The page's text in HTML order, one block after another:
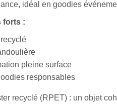
idéal en goodies
forts :
pleine surface
responsables
recyclé (RPET) : un objet